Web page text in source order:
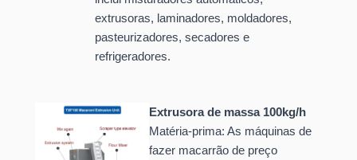
extrusoras, laminadores, moldadores,
pasteurizadores, secadores e
refrigeradores.
Extrusora de massa 100kg/h
Matéria-prima: As máquinas de
fazer macarrão de preço